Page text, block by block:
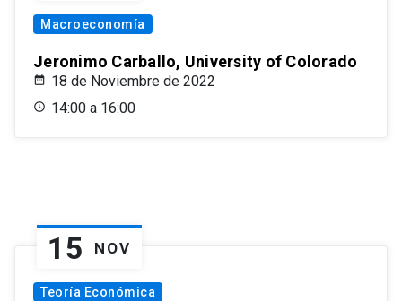
Macroeconomía
Jeronimo Carballo, University of Colorado
18 de Noviembre de 2022
14:00 a 16:00
15 NOV
Teoría Económica